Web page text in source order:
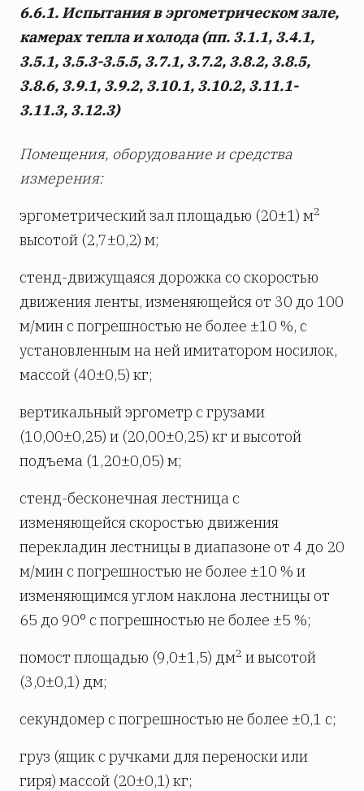
6.6.1. Испытания в эргометрическом зале,
камерах тепла и холода (пп. 3.1.1, 3.4.1,
3.5.1, 3.5.3-3.5.5, 3.7.1, 3.7.2, 3.8.2, 3.8.5,
3.8.6, 3.9.1, 3.9.2, 3.10.1, 3.10.2, 3.11.1-
3.11.3, 3.12.3)
Помещения, оборудование и средства
измерения:
эргометрический зал площадью (20±1) м2
высотой (2,7±0,2) м;
стенд-движущаяся дорожка со скоростью
движения ленты, изменяющейся от 30 до 100
м/мин с погрешностью не более ±10 %, с
установленным на ней имитатором носилок,
массой (40±0,5) кг;
вертикальный эргометр с грузами
(10,00±0,25) и (20,00±0,25) кг и высотой
подъема (1,20±0,05) м;
стенд-бесконечная лестница с
изменяющейся скоростью движения
перекладин лестницы в диапазоне от 4 до 20
м/мин с погрешностью не более ±10 % и
изменяющимся углом наклона лестницы от
65 до 90° с погрешностью не более ±5 %;
помост площадью (9,0±1,5) дм2 и высотой
(3,0±0,1) дм;
секундомер с погрешностью не более ±0,1 с;
груз (ящик с ручками для переноски или
гиря) массой (20±0,1) кг;